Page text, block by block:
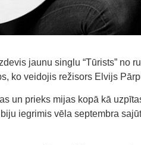
jaunu singlu “Tūrists” no
ko veidojis režisors Elvijs
un prieks mijas kopā kā
iegrimis vēla septembra